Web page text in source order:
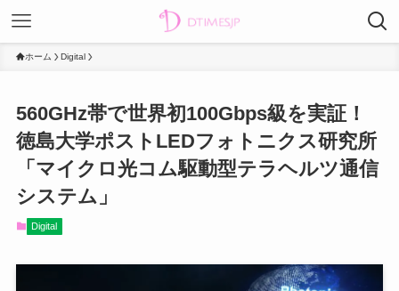
ホーム Digital
560GHz帯で世界初100Gbps級を実証！
徳島大学ポストLEDフォトニクス研究所
「マイクロ光コム駆動型テラヘルツ通信
システム」
Digital